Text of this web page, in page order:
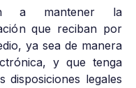
a mantener la
que reciban por
ya sea de manera
y que tenga
legales